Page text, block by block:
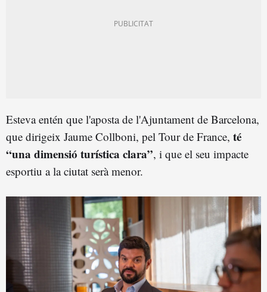
Esteva entén que l'aposta de l'Ajuntament de Barcelona,
que dirigeix Jaume Collboni, pel Tour de France, té
“una dimensió turística clara”, i que el seu impacte
esportiu a la ciutat serà menor.